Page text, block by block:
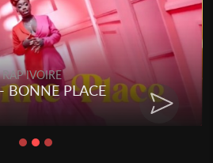
RAP IVOIRE
BONNE PLACE